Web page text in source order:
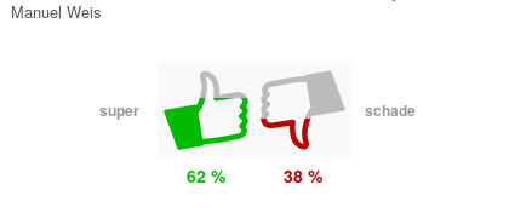
Manuel Weis
super schade
62 % 38 %